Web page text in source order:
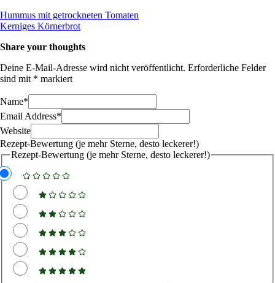
Beitragsnavigation
Hummus mit getrockneten Tomaten
Kerniges Körnerbrot
Share your thoughts
Deine E-Mail-Adresse wird nicht veröffentlicht. Erforderliche Felder
sind mit * markiert
Name*
Email Address*
Website
Rezept-Bewertung (je mehr Sterne, desto leckerer!)
Rezept-Bewertung (je mehr Sterne, desto leckerer!)